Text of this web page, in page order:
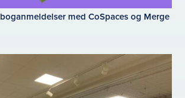
med CoSpaces og Merge